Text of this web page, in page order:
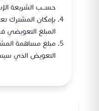
حســـب الشريعة
بإمكان المشترك
المبلغ
مبلغ مساهمة
التعويض الذي